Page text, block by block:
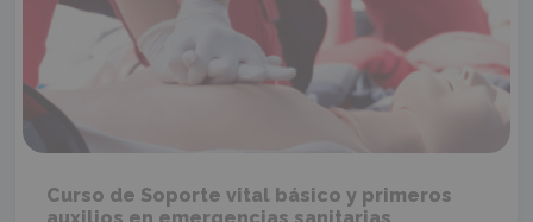
Curso de Soporte vital básico y primeros